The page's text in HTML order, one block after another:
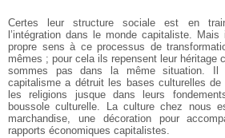
Certes leur structure sociale est en
l’intégration dans le monde capitaliste.
propre sens à ce processus de
mêmes ; pour cela ils repensent leur héritage
sommes pas dans la même situation.
capitalisme a détruit les bases culturelles
les religions jusque dans leurs
boussole culturelle. La culture chez nous
marchandise, une décoration pour
rapports économiques capitalistes.